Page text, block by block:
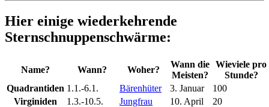
Hier einige wiederkehrende
Sternschnuppenschwärme:
Name? Wann? Woher?
Wann die
Meisten?
Wieviele pro
Stunde?
Quadrantiden 1.1.-6.1. Bärenhüter 3. Januar
100
Virginiden
1.3.-10.5. Jungfrau 10. April
20